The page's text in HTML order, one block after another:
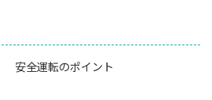
安全運転のポイント